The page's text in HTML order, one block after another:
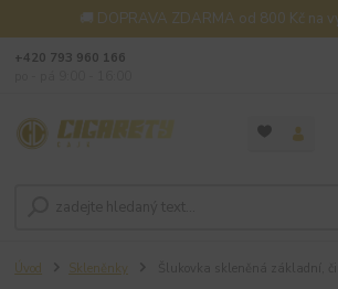
🚚 DOPRAVA ZDARMA od 800 Kč na
+420 793 960 166
Úvod Skleněnky